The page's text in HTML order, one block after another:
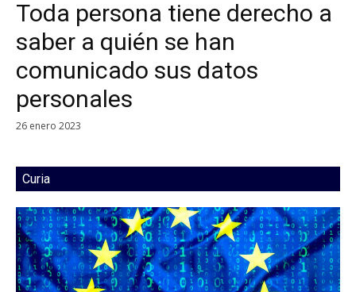
Toda persona tiene derecho a
saber a quién se han
comunicado sus datos
personales
26 enero 2023
Curia